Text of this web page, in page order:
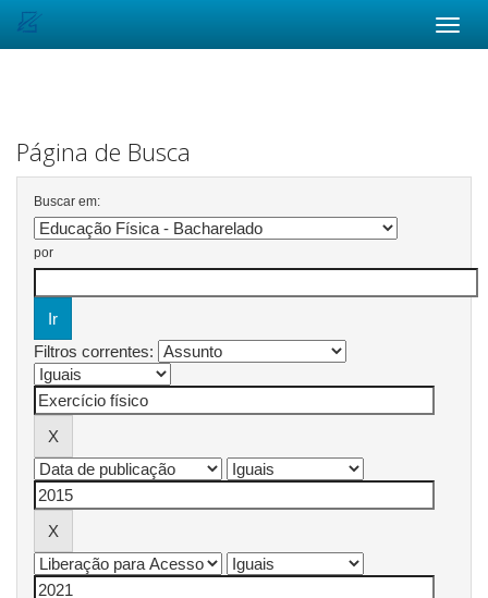
Página de Busca
Buscar em:
por
Filtros correntes: